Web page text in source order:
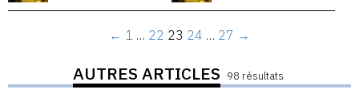
← 1 … 22 23 24 … 27 →
AUTRES ARTICLES 98 résultats